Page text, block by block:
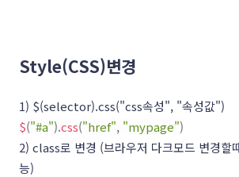
Style(CSS)변경
1) $(selector).css("css속성", "속성값")
$("#a").css("href", "mypage")
2) class로 변경 (브라우저 다크모드 변경할
능)